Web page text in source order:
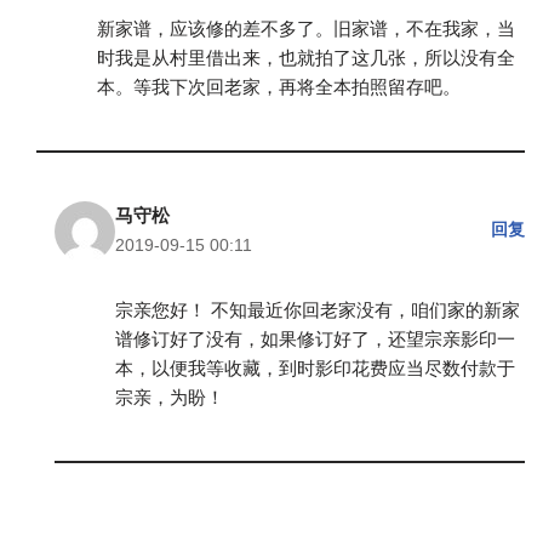
新家谱，应该修的差不多了。旧家谱，不在我家，当
时我是从村里借出来，也就拍了这几张，所以没有全
本。等我下次回老家，再将全本拍照留存吧。
马守松
2019-09-15 00:11
回复
宗亲您好！ 不知最近你回老家没有，咱们家的新家
谱修订好了没有，如果修订好了，还望宗亲影印一
本，以便我等收藏，到时影印花费应当尽数付款于
宗亲，为盼！